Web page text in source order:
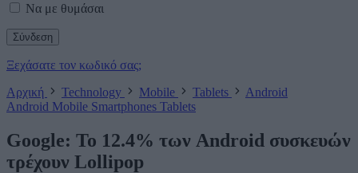
Να με θυμάσαι
Ξεχάσατε τον κωδικό σας;
Αρχική
Technology Mobile Tablets
Android
Android Mobile Smartphones Tablets
Google: Το 12.4% των Android συσκευών
τρέχουν Lollipop